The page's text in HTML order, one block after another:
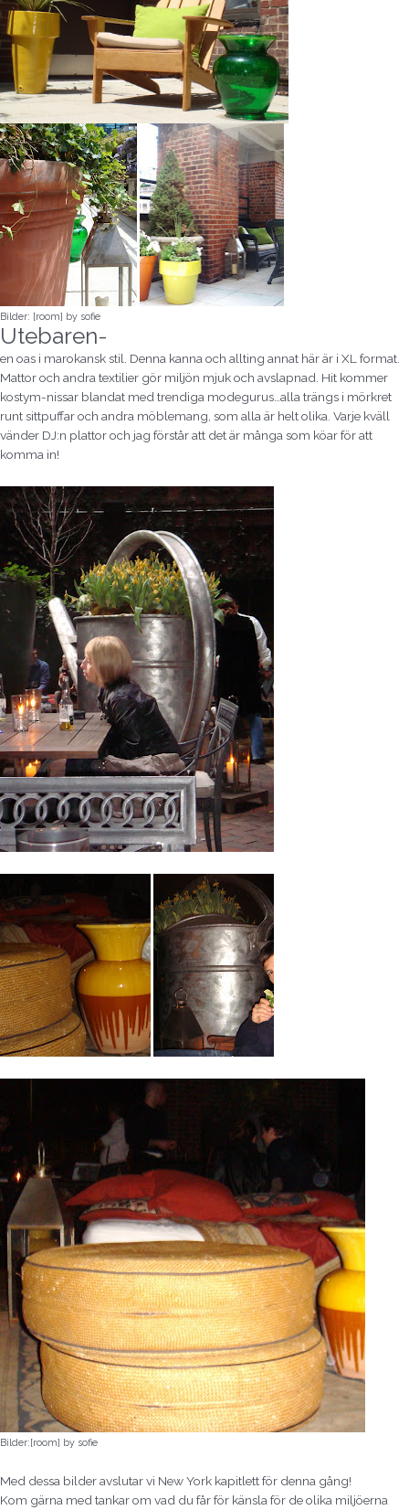
Bilder: [room] by sofie
Utebaren-
en oas i marokansk stil. Denna kanna och allting annat här är i XL format.
Mattor och andra textilier gör miljön mjuk och avslapnad. Hit kommer
kostym-nissar blandat med trendiga modegurus…alla trängs i mörkret
runt sittpuffar och andra möblemang, som alla är helt olika. Varje kväll
vänder DJ:n plattor och jag förstår att det är många som köar för att
komma in!
Bilder:[room] by sofie
Med dessa bilder avslutar vi New York kapitlett för denna gång!
Kom gärna med tankar om vad du får för känsla för de olika miljöerna